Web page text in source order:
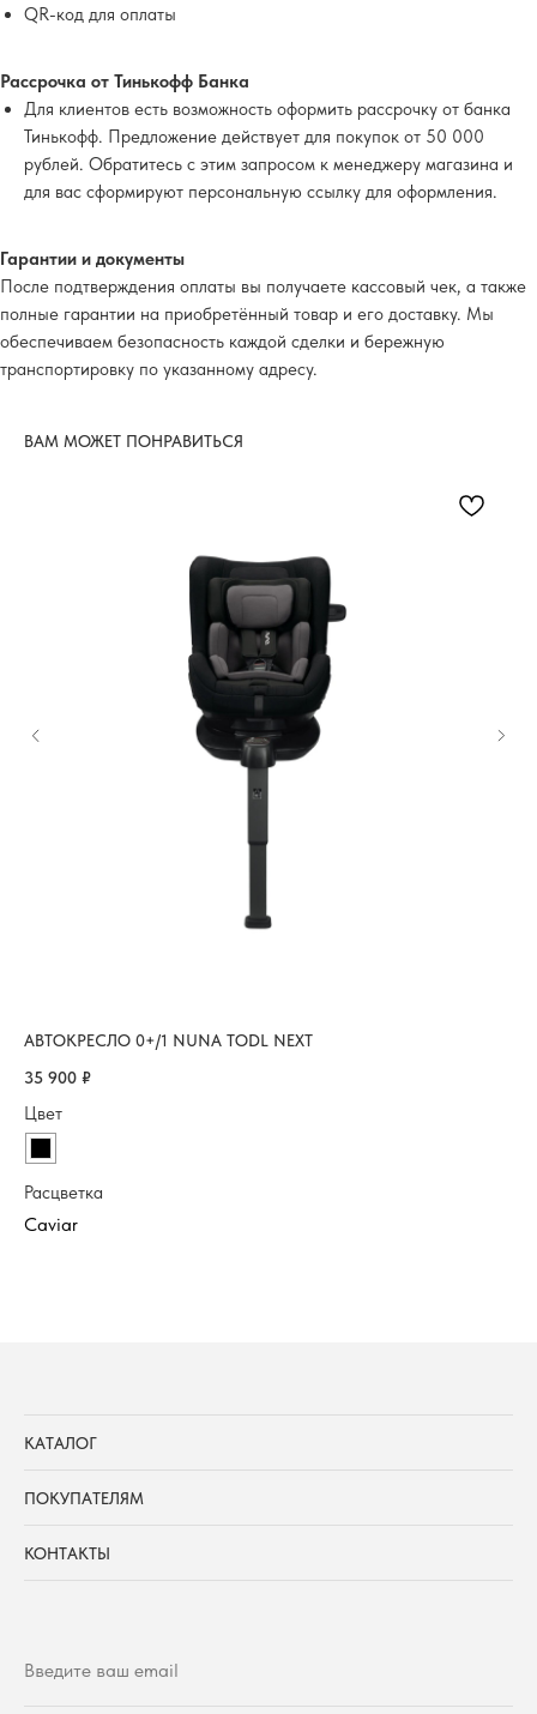
QR-код для оплаты
Рассрочка от Тинькофф Банка
Для клиентов есть возможность оформить рассрочку от банка
Тинькофф. Предложение действует для покупок от 50 000
рублей. Обратитесь с этим запросом к менеджеру магазина и
для вас сформируют персональную ссылку для оформления.
Гарантии и документы
После подтверждения оплаты вы получаете кассовый чек, а также
полные гарантии на приобретённый товар и его доставку. Мы
обеспечиваем безопасность каждой сделки и бережную
транспортировку по указанному адресу.
ВАМ МОЖЕТ ПОНРАВИТЬСЯ
АВТОКРЕСЛО 0+/1 NUNA TODL NEXT
35 900 ₽
Цвет
Расцветка
КАТАЛОГ
ПОКУПАТЕЛЯМ
КОНТАКТЫ